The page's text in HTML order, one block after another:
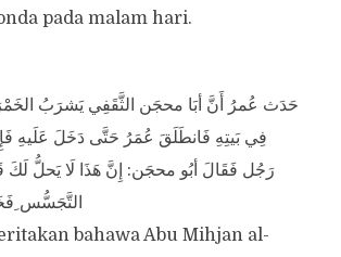
pada malam hari.
فِي بَيتِهِ فَانطَلَقَ عُمَرُ حَتَّى دَخَلَ عَلَيهِ
رَجُل فَقَالَ أبُو محجَن: إِنَّ هَذَا لَا يَحلُّ لَكَ
التَّجَسُّس
bahawa Abu Mihjan al-